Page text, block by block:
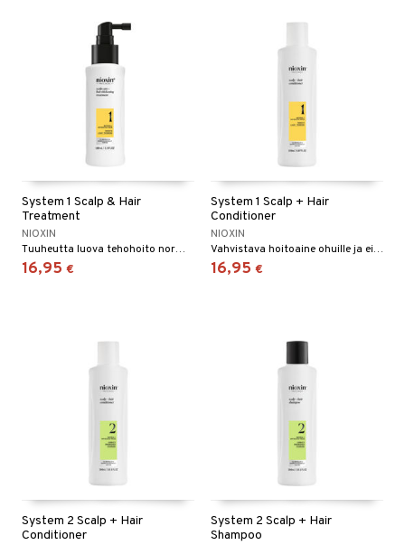
System 1 Scalp & Hair
Treatment
NIOXIN
Tuuheutta luova tehohoito normaaleille ja ohuille hiuksille.
16,95 €
System 1 Scalp + Hair
Conditioner
NIOXIN
Vahvistava hoitoaine ohuille ja ei-käsitellyille hiuksille.
16,95 €
System 2 Scalp + Hair
Conditioner
System 2 Scalp + Hair
Shampoo